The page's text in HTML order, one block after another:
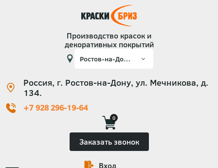
Производство красок и
декоративных покрытий
Россия, г. Ростов-на-Дону, ул. Мечникова, д.
134.
+7 928 296-19-64
0
Заказать звонок
Вход